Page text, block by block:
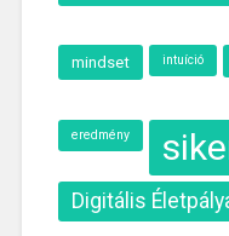
mindset intuíció
eredmény
Digitális